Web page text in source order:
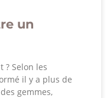
un
? Selon les
il y a plus de
gemmes,